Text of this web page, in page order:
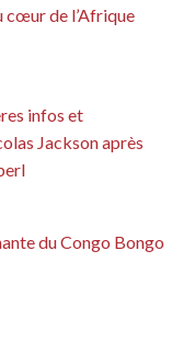
cœur de l’Afrique
infos et
Jackson après
du Congo Bongo